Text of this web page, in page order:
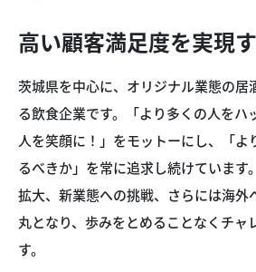
高い顧客満足度を実現
茨城県を中心に、オリジナル業態の居
る飲食企業です。「より多くの人をハ
人を笑顔に！」をモットーにし、「よ
るべきか」を常に追求し続けています
拡大、新業態への挑戦、さらには海外
丸となり、歩みをとめることなくチャ
す。